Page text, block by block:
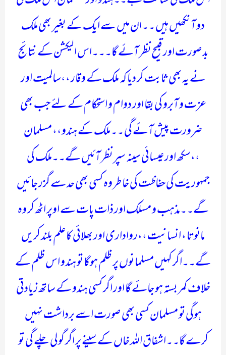
دو آنکھیں ہیں ۔۔ان میں سے ایک کے بغیر بھی ملک
بدصورت اور قبیح نظر آئے گا۔۔۔اس الیکشن کے نتائج
نے یہ بھی ثابت کر دیا کہ ملک کے وقار ،،سالمیت اور
عزت و آبرو کی بقا اور دوام و استحکام کے لئے جب بھی
ضرورت پیش آئے گی ۔۔ملک کے ہندو،، مسلمان
،،سکھ اور عیسائی سینہ سپر نظر آئیں گے۔۔ملک کی
جمہوریت کی حفاظت کی خاطر وہ کسی بھی حد سے گزر جائیں
گے۔۔مذہب و مسلک اور ذات پات سے اوپر اٹھ کر وہ
مانوتا ، انسانیت ،،رواداری اور بھلائی کا علم بلند کریں
گے۔۔اگر کہیں مسلمانوں پر ظلم ہوگا تو ہندو اس ظلم کے
خلاف کمر بستہ ہو جائے گا اور اگر کسی ہندو کے ساتھ زیادتی
ہوگی تو مسلمان کسی بھی صورت اسے برداشت نہیں
کرے گا۔۔اشفاق اللہ خاں کے سینے پر اگر گولی چلے گی تو